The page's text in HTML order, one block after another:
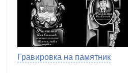
Гравировка на памятник